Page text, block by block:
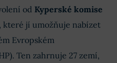
od Kyperské komise
, které jí umožňuje nabízet
Evropském
Ten zahrnuje 27 zemí,